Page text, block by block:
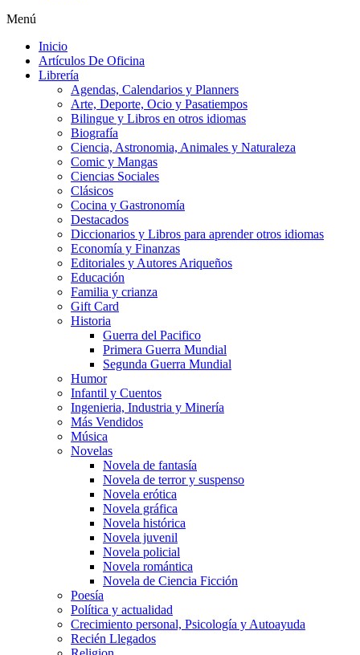
Menú
Inicio
Artículos De Oficina
Librería
Agendas, Calendarios y Planners
Arte, Deporte, Ocio y Pasatiempos
Bilingue y Libros en otros idiomas
Biografía
Ciencia, Astronomia, Animales y Naturaleza
Comic y Mangas
Ciencias Sociales
Clásicos
Cocina y Gastronomía
Destacados
Diccionarios y Libros para aprender otros idiomas
Economía y Finanzas
Editoriales y Autores Ariqueños
Educación
Familia y crianza
Gift Card
Historia
Guerra del Pacifico
Primera Guerra Mundial
Segunda Guerra Mundial
Humor
Infantil y Cuentos
Ingenieria, Industria y Minería
Más Vendidos
Música
Novelas
Novela de fantasía
Novela de terror y suspenso
Novela erótica
Novela gráfica
Novela histórica
Novela juvenil
Novela policial
Novela romántica
Novela de Ciencia Ficción
Poesía
Política y actualidad
Crecimiento personal, Psicología y Autoayuda
Recién Llegados